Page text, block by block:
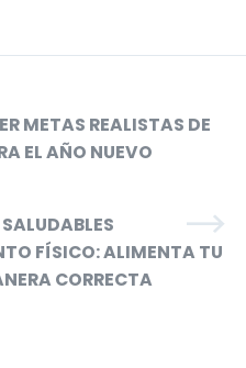
METAS REALISTAS DE
EL AÑO NUEVO
FÍSICO: ALIMENTA TU
CORRECTA